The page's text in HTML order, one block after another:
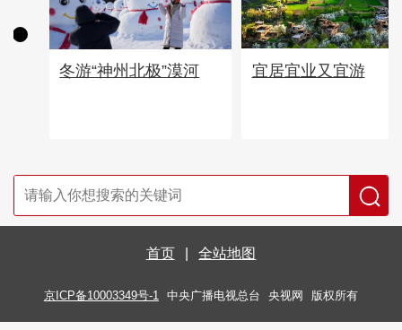
冬游“神州北极”漠河 宜居宜业又宜游
首页 全站地图
京ICP备10003349号-1 中央广播电视总台 央视网 版权所有